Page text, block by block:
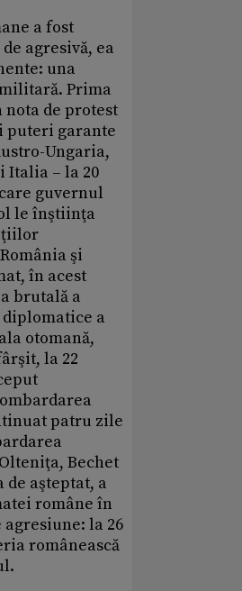
a fost
agresivă, ea
una
Prima
de protest
puteri garante
Ungaria,
Italia – la 20
guvernul
le înştiinţa
şi
în acest
brutală a
a
otomană,
la 22
patru zile
Bechet
de aşteptat, a
române în
la 26
românească